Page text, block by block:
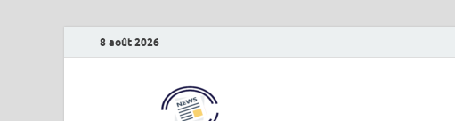
8 août 2026